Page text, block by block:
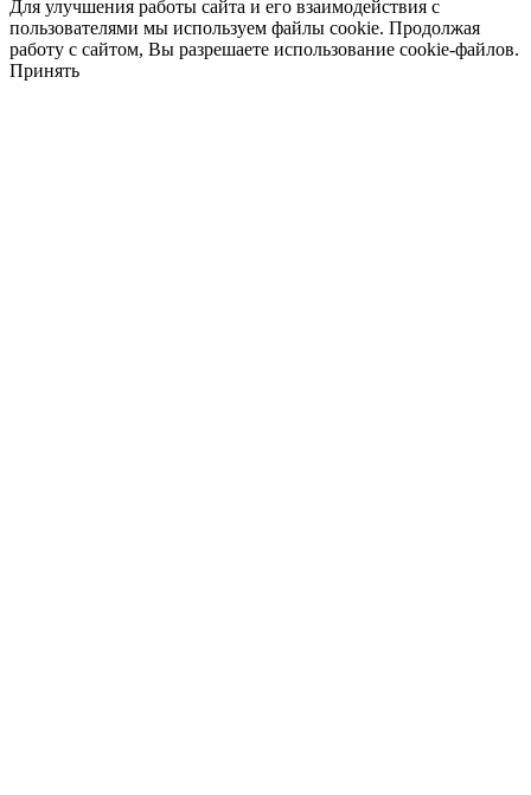
Для улучшения работы сайта и его взаимодействия с
пользователями мы используем файлы cookie. Продолжая
работу с сайтом, Вы разрешаете использование cookie-файлов.
Принять